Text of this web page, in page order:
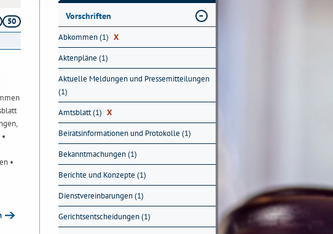
50
•
•
Vorschriften
Abkommen (1) X
Aktenpläne (1)
Aktuelle Meldungen und Pressemitteilungen
(1)
Amtsblatt (1) X
Beiratsinformationen und Protokolle (1)
Bekanntmachungen (1)
Berichte und Konzepte (1)
Dienstvereinbarungen (1)
Gerichtsentscheidungen (1)